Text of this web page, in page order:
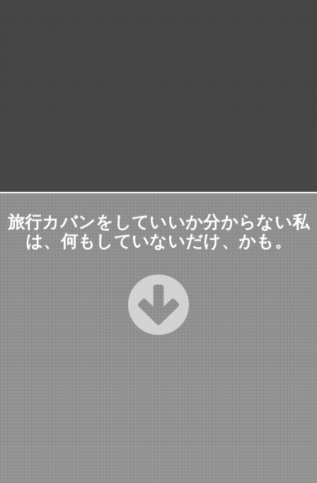
旅行カバンをしていいか分からない私
は、何もしていないだけ、かも。